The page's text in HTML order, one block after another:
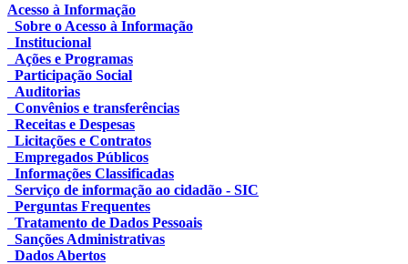
Acesso à Informação
Sobre o Acesso à Informação
Institucional
Ações e Programas
Participação Social
Auditorias
Convênios e transferências
Receitas e Despesas
Licitações e Contratos
Empregados Públicos
Informações Classificadas
Serviço de informação ao cidadão - SIC
Perguntas Frequentes
Tratamento de Dados Pessoais
Sanções Administrativas
Dados Abertos